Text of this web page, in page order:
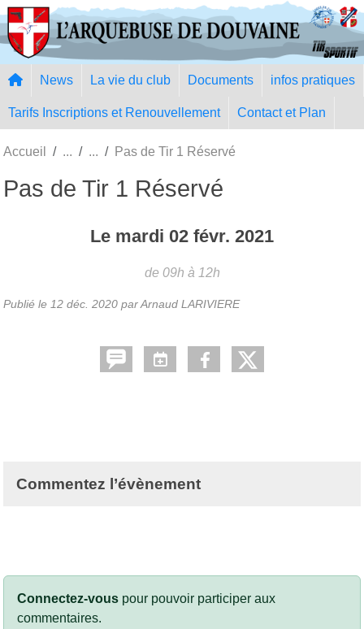
News La vie du club Documents infos pratiques
Tarifs Inscriptions et Renouvellement Contact et Plan
Accueil Pas de Tir 1 Réservé
Pas de Tir 1 Réservé
Le mardi 02 févr. 2021
de 09h à 12h
Publié le 12 déc. 2020 par Arnaud LARIVIERE
Commentez l’évènement
Connectez-vous pour pouvoir participer aux
commentaires.
Panneau de gestion des cookies